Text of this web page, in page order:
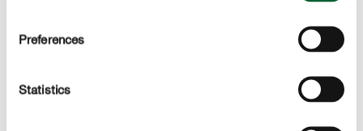
Preferences
Statistics